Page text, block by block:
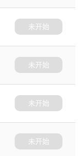
未开始
未开始
未开始
未开始